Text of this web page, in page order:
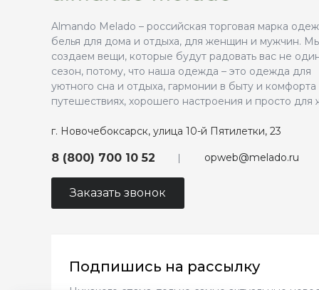
Almando Melado – российская торговая марка
белья для дома и отдыха, для женщин и мужчин.
создаем вещи, которые будут радовать вас не
сезон, потому, что наша одежда – это одежда для
уютного сна и отдыха, гармонии в быту и комфорта
путешествиях, хорошего настроения и просто для
г. Новочебоксарск, улица 10-й Пятилетки, 23
8 (800) 700 10 52 opweb@melado.ru
Заказать звонок
Подпишись на рассылку